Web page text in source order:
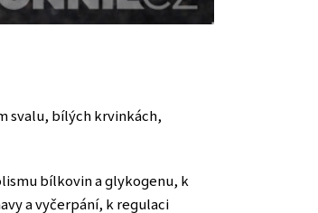
svalu, bílých krvinkách,
bílkovin a glykogenu, k
a vyčerpání, k regulaci